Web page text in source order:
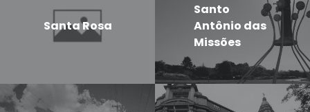
Santa Rosa
Santo
Antônio das
Missões